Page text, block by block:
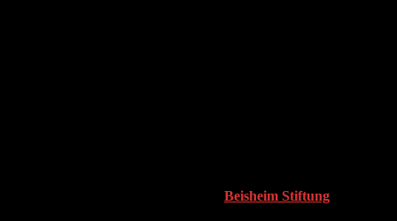
Beisheim Stiftung